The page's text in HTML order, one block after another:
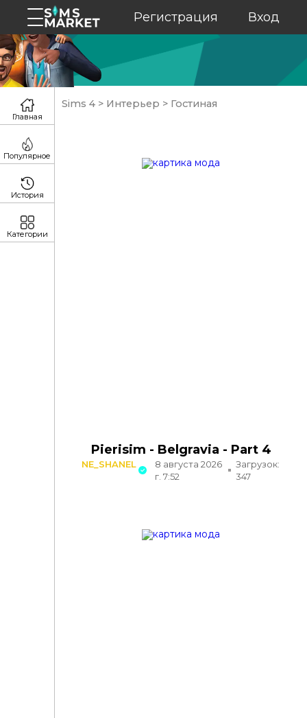
Регистрация Вход
Sims 4 > Интерьер > Гостиная
Pierisim - Belgravia - Part 4
NE_SHANEL
8 августа 2026
г. 7:52
Загрузок:
347
Главная
Популярное
История
Категории